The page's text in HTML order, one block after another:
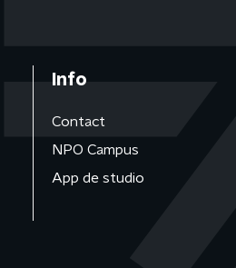
Info
Contact
NPO Campus
App de studio